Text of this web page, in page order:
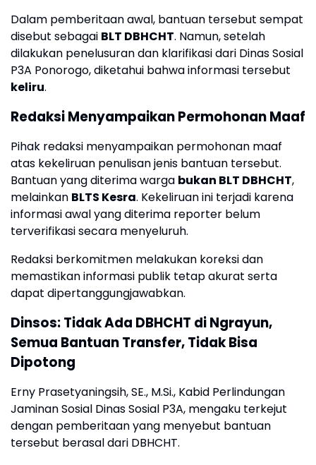
Dalam pemberitaan awal, bantuan tersebut sempat
disebut sebagai BLT DBHCHT. Namun, setelah
dilakukan penelusuran dan klarifikasi dari Dinas Sosial
P3A Ponorogo, diketahui bahwa informasi tersebut
keliru.
Redaksi Menyampaikan Permohonan Maaf
Pihak redaksi menyampaikan permohonan maaf
atas kekeliruan penulisan jenis bantuan tersebut.
Bantuan yang diterima warga bukan BLT DBHCHT,
melainkan BLTS Kesra. Kekeliruan ini terjadi karena
informasi awal yang diterima reporter belum
terverifikasi secara menyeluruh.
Redaksi berkomitmen melakukan koreksi dan
memastikan informasi publik tetap akurat serta
dapat dipertanggungjawabkan.
Dinsos: Tidak Ada DBHCHT di Ngrayun,
Semua Bantuan Transfer, Tidak Bisa
Dipotong
Erny Prasetyaningsih, SE., M.Si., Kabid Perlindungan
Jaminan Sosial Dinas Sosial P3A, mengaku terkejut
dengan pemberitaan yang menyebut bantuan
tersebut berasal dari DBHCHT.